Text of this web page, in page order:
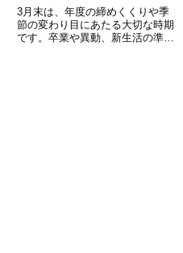
き方のコツ
3月末は、年度の締めくくりや季
節の変わり目にあたる大切な時期
です。卒業や異動、新生活の準備